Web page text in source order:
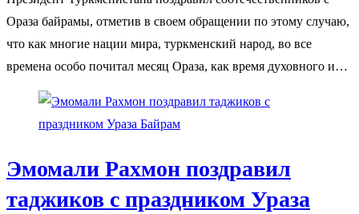
Ораза байрамы, отметив в своем обращении по этому случаю,
что как многие нации мира, туркменский народ, во все
времена особо почитал месяц Ораза, как время духовного и…
Эмомали Рахмон поздравил
таджиков с праздником Ураза